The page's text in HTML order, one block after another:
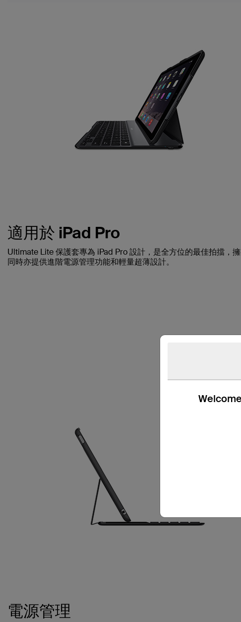
適用於 iPad Pro
Ultimate Lite 保護套專為 iPad Pro 設計，是全方位的最佳拍擋，
同時亦提供進階電源管理功能和輕量超薄設計。
電源管理